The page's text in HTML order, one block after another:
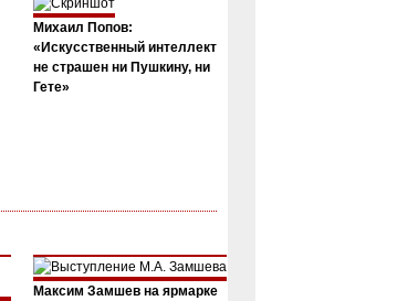
Михаил Попов:
«Искусственный интеллект
не страшен ни Пушкину, ни
Гете»
Максим Замшев на ярмарке